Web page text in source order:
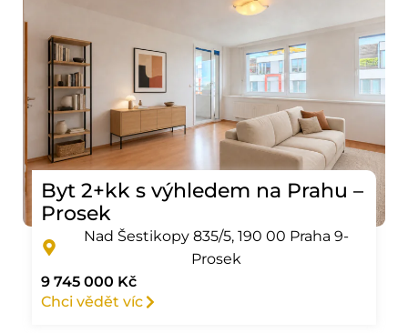
Byt 2+kk s výhledem na Prahu –
Prosek
Nad Šestikopy 835/5,190 00 Praha 9-
Prosek
9 745 000 Kč
Chci vědět víc